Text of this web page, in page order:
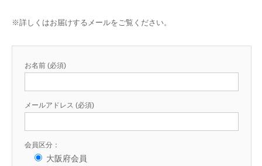
※詳しくはお届けするメールをご覧ください。
お名前 (必須)
メールアドレス (必須)
会員区分：
大阪府会員